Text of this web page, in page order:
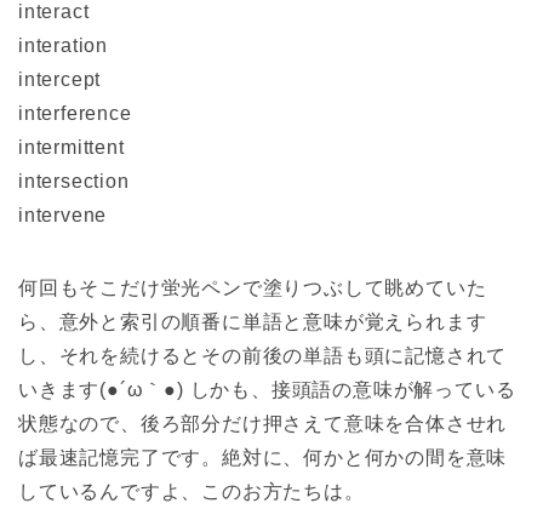
interact
interation
intercept
interference
intermittent
intersection
intervene
何回もそこだけ蛍光ペンで塗りつぶして眺めていた
ら、意外と索引の順番に単語と意味が覚えられます
し、それを続けるとその前後の単語も頭に記憶されて
いきます(●´ω｀●) しかも、接頭語の意味が解っている
状態なので、後ろ部分だけ押さえて意味を合体させれ
ば最速記憶完了です。絶対に、何かと何かの間を意味
しているんですよ、このお方たちは。